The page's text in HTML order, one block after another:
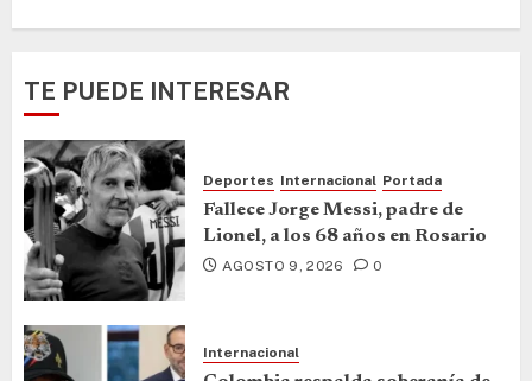
TE PUEDE INTERESAR
Deportes Internacional Portada
Fallece Jorge Messi, padre de
Lionel, a los 68 años en Rosario
AGOSTO 9, 2026 0
Internacional